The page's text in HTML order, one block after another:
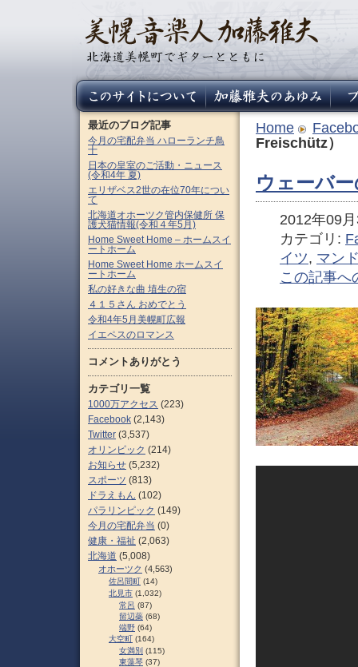
Home
Freischütz）
ウェーバ
2012年09
カテゴリ:
イツ, マン
この記事へ
最近のブログ記事
今月の宅配弁当 ハローランチ鳥
十
日本の皇室のご活動・ニュース
(令和4年 夏)
エリザベス2世の在位70年につい
て
北海道オホーツク管内保健所 保
護犬猫情報(令和４年5月)
Home Sweet Home – ホームスイ
ートホーム
Home Sweet Home ホームスイ
ートホーム
私の好きな曲 埴生の宿
４１５さん おめでとう
令和4年5月美幌町広報
イエペスのロマンス
コメントありがとう
カテゴリ一覧
1000万アクセス (223)
Facebook (2,143)
Twitter (3,537)
オリンピック (214)
お知らせ (5,232)
スポーツ (813)
ドラえもん (102)
パラリンピック (149)
今月の宅配弁当 (0)
健康・福祉 (2,063)
北海道 (5,008)
オホーツク (4,563)
佐呂間町 (14)
北見市 (1,032)
常呂 (87)
留辺蘂 (68)
端野 (64)
大空町 (164)
女満別 (115)
東藻琴 (37)